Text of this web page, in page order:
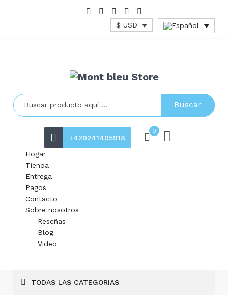
$ USD
Buscar
+420241405918
0
Hogar
Tienda
Entrega
Pagos
Contacto
Sobre nosotros
Reseñas
Blog
Video
TODAS LAS CATEGORIAS